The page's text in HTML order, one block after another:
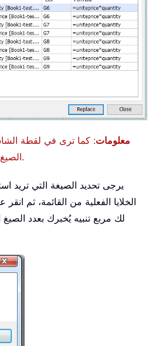
معلومات: كما ترى في لقطة
الصيغ التي تحتوي على أسماء.
يرجى تحديد الصيغة التي تريد
الخلايا الفعلية من القائمة، ثم انقر
لك مربع تنبيه يُخبرك بعدد الصيغ